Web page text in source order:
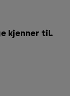
kjenner til.